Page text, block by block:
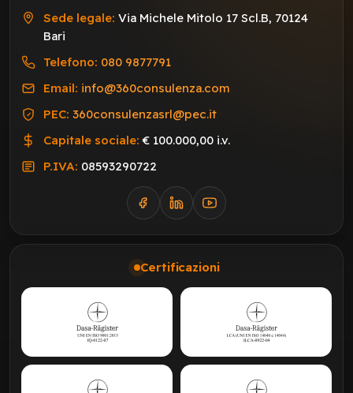
Sede legale: Via Michele Mitolo 17 Scl.B, 70124
Bari
Telefono: 080 9877791
Email: info@360consulenza.com
PEC: 360consulenzasrl@pec.it
Capitale sociale: € 100.000,00 i.v.
P.IVA: 08593290722
Certificazioni